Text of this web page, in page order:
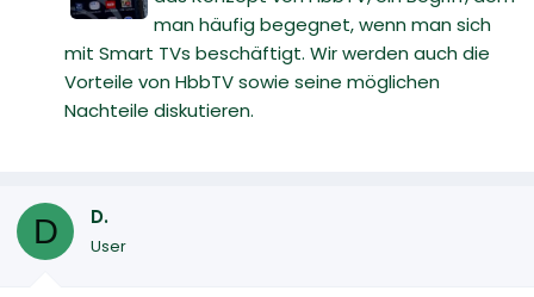
man häufig begegnet, wenn man sich
mit Smart TVs beschäftigt. Wir werden auch die
Vorteile von HbbTV sowie seine möglichen
Nachteile diskutieren.
D D.
User